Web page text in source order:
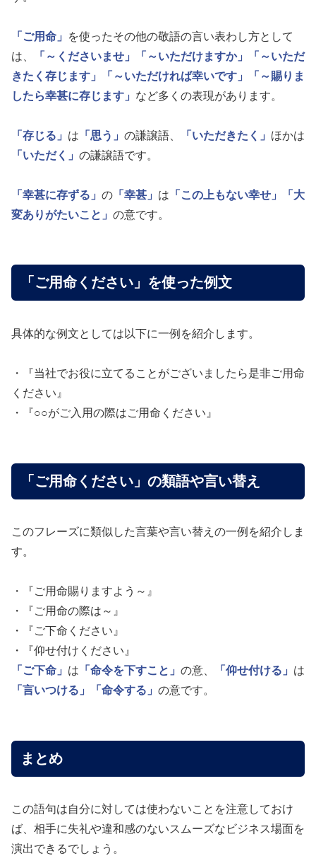
「ご用命」
を使ったその他の敬語の言い表わし方として
は、
「～くださいませ」 「～いただけますか」
「～いただ
きたく存じます」
「～いただければ幸いです」
「～賜りま
したら幸甚に存じます」 など多くの表現があります。
「存じる」 は 「思う」 の謙譲語、 「いただきたく」 ほかは
「いただく」 の謙譲語です。
「幸甚に存ずる」 の 「幸甚」 は 「この上もない幸せ」
「大
変ありがたいこと」 の意です。
「ご用命ください」を使った例文
具体的な例文としては以下に一例を紹介します。
・『当社でお役に立てることがございましたら是非ご用命
ください』
・『○○がご入用の際はご用命ください』
「ご用命ください」の類語や言い替え
このフレーズに類似した言葉や言い替えの一例を紹介しま
す。
・『ご用命賜りますよう～』
・『ご用命の際は～』
・『ご下命ください』
・『仰せ付けください』
「ご下命」 は 「命令を下すこと」 の意、 「仰せ付ける」 は
「言いつける」
「命令する」 の意です。
まとめ
この語句は自分に対しては使わないことを注意しておけ
ば、相手に失礼や違和感のないスムーズなビジネス場面を
演出できるでしょう。